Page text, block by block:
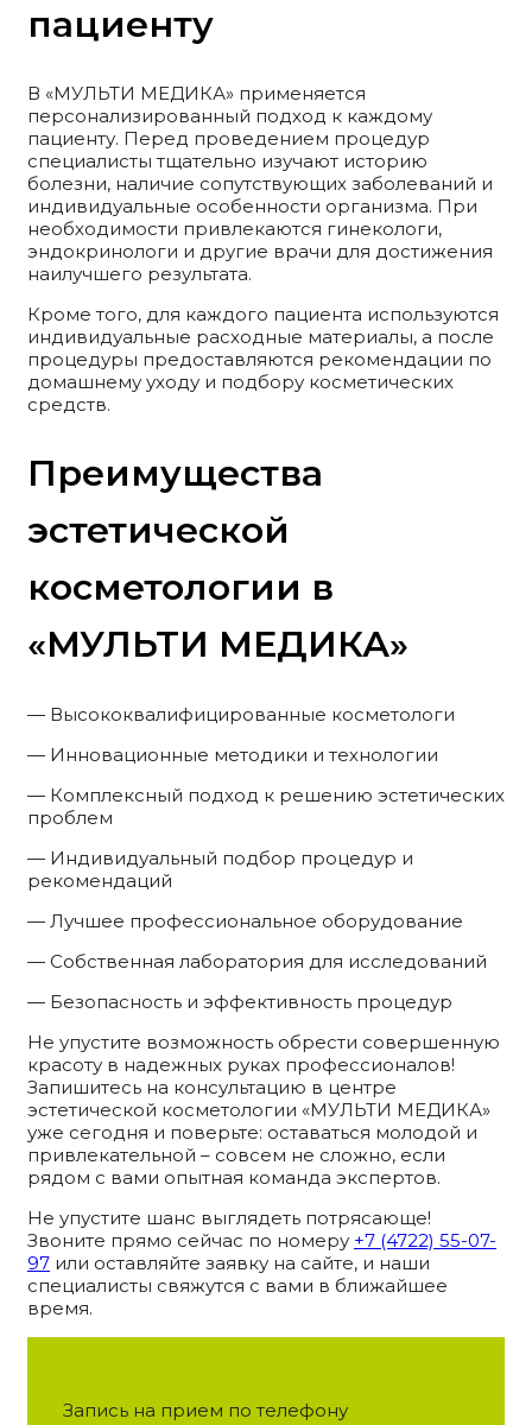
пациенту
В «МУЛЬТИ МЕДИКА» применяется
персонализированный подход к каждому
пациенту. Перед проведением процедур
специалисты тщательно изучают историю
болезни, наличие сопутствующих заболеваний и
индивидуальные особенности организма. При
необходимости привлекаются гинекологи,
эндокринологи и другие врачи для достижения
наилучшего результата.
Кроме того, для каждого пациента используются
индивидуальные расходные материалы, а после
процедуры предоставляются рекомендации по
домашнему уходу и подбору косметических
средств.
Преимущества
эстетической
косметологии в
«МУЛЬТИ МЕДИКА»
— Высококвалифицированные косметологи
— Инновационные методики и технологии
— Комплексный подход к решению эстетических
проблем
— Индивидуальный подбор процедур и
рекомендаций
— Лучшее профессиональное оборудование
— Собственная лаборатория для исследований
— Безопасность и эффективность процедур
Не упустите возможность обрести совершенную
красоту в надежных руках профессионалов!
Запишитесь на консультацию в центре
эстетической косметологии «МУЛЬТИ МЕДИКА»
уже сегодня и поверьте: оставаться молодой и
привлекательной – совсем не сложно, если
рядом с вами опытная команда экспертов.
Не упустите шанс выглядеть потрясающе!
Звоните прямо сейчас по номеру +7 (4722) 55-07-
97 или оставляйте заявку на сайте, и наши
специалисты свяжутся с вами в ближайшее
время.
Запись на прием по телефону